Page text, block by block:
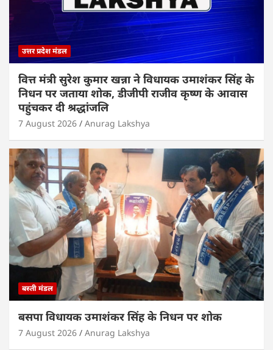
उत्तर प्रदेश मंडल
वित्त मंत्री सुरेश कुमार खन्ना ने विधायक उमाशंकर सिंह के
निधन पर जताया शोक, डीजीपी राजीव कृष्ण के आवास
पहुंचकर दी श्रद्धांजलि
7 August 2026 Anurag Lakshya
बस्ती मंडल
बसपा विधायक उमाशंकर सिंह के निधन पर शोक
7 August 2026 Anurag Lakshya